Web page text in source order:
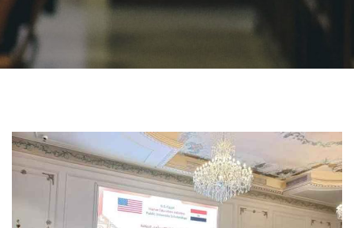
الإعلام
تواصل معنا
هيئة التدريس